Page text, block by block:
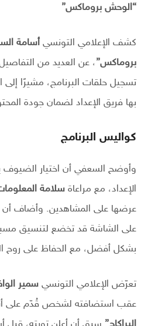
“الوحش بروماكس”
كشف الإعلامي التونسي أسامة
بروماكس”، عن العديد من
تسجيل حلقات البرنامج، مشيرًا إلى
بها فريق الإعداد لضمان جودة
كواليس البرنامج
وأوضح السعفي أن اختيار الضيوف
الإعداد، مع مراعاة سلامة
عرضها على المشاهدين. وأضاف
على الشاشة قد تخضع لتنسيق
بشكل أفضل، مع الحفاظ على روح
تعرّض الإعلامي التونسي سمير
عقب استضافته لشخص قُدّم على